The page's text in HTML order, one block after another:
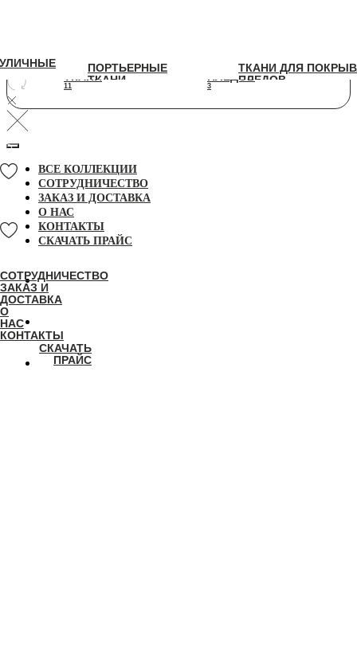
СОТРУДНИЧЕСТВО
ЗАКАЗ И
ДОСТАВКА
О
НАС
КОНТАКТЫ
СКАЧАТЬ
ПРАЙС
ПОРТЬЕРНЫЕ
ТКАНИ
11
ТКАНИ ДЛЯ ПОКРЫВАЛ И
ПЛЕДОВ
3
ПОРТЬЕРНЫЕ
ТКАНИ
ТКАНИ ДЛЯ
ПЛЕДОВ
УЛИЧНЫЕ
ВСЕ КОЛЛЕКЦИИ
СОТРУДНИЧЕСТВО
ЗАКАЗ И ДОСТАВКА
О НАС
КОНТАКТЫ
СКАЧАТЬ ПРАЙС